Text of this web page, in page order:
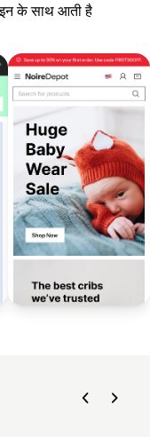
के साथ आती है